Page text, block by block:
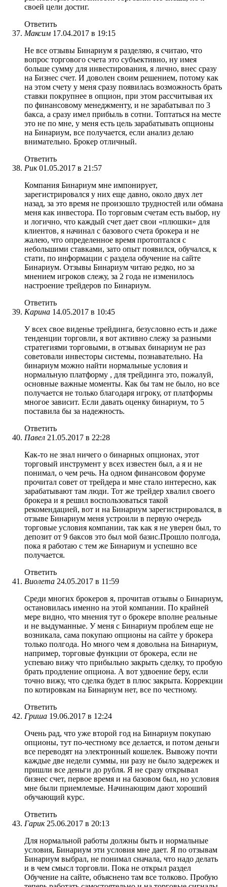
своей цели достиг.
Ответить
Максим 17.04.2017 в 19:15
Не все отзывы Бинариум я разделяю, я считаю, что
вопрос торгового счета это субъективно, ну имея
больше сумму для инвестирования, я лично, внес сразу
на Бизнес счет. И доволен своим решением, потому как
на этом счету у меня сразу появилась возможность брать
ставки покрупнее в опцион, при этом рассчитывая их
по финансовому менеджменту, и не зарабатывал по 3
бакса, а сразу имел прибыль в сотни. Топтаться на месте
это не по мне, у меня есть цель зарабатывать опционы
на Бинариум, все получается, если анализ делаю
внимательно. Брокер отличный.
Ответить
Рик 01.05.2017 в 21:57
Компания Бинариум мне импонирует,
зарегистрировался у них еще давно, около двух лет
назад, за это время не произошло трудностей или обмана
меня как инвестора. По торговым счетам есть выбор, ну
и логично, что каждый счет дает свои «плюшки» для
клиентов, я начинал с базового счета брокера и не
жалею, что определенное время протоптался с
небольшими ставками, зато опыт появился, обучался, к
стати, по информации с раздела обучение на сайте
Бинариум. Отзывы Бинариум читаю редко, но за
мнением игроков слежу, за 2 года не изменилось
настроение трейдеров по Бинариум.
Ответить
Карина 14.05.2017 в 10:45
У всех свое виденье трейдинга, безусловно есть и даже
тенденции торговли, я вот активно слежу за разными
стратегиями торговыми, в отзывах бинариум не раз
советовали инвесторы системы, познавательно. На
бинариум можно найти нормальные условия и
нормальную платформу , для трейдинга это, пожалуй,
основные важные моменты. Как бы там не было, но все
получается не только благодаря игроку, от платформы
многое зависит. Если давать оценку бинариум, то 5
поставила бы за надежность.
Ответить
Павел 21.05.2017 в 22:28
Как-то не знал ничего о бинарных опционах, этот
торговый инструмент у всех известен был, а я и не
понимал, о чем речь. На одном финансовом форуме
прочитал совет от трейдера и мне стало интересно, как
зарабатывают там люди. Тот же трейдер хвалил своего
брокера и я решил воспользоваться такой
рекомендацией, вот и на Бинариум зарегистрировался, в
отзыве Бинариум меня устроили в первую очередь
торговые условия компании, так как я не уверен был, то
депозит от 9 баксов это был мой базис.Прошло полгода,
пока я работаю с тем же Бинариум и успешно все
получается.
Ответить
Виолета 24.05.2017 в 11:59
Среди многих брокеров я, прочитав отзывы о Бинариум,
остановилась именно на этой компании. По крайней
мере видно, что мнения тут о брокере вполне реальные
и не выдуманные. У меня с Бинариум проблем еще не
возникала, сама покупаю опционы на сайте у брокера
только полгода. Но много чем я довольна на Бинариум,
например, торговые функции от брокера, если не
успеваю вижу что прибыльно закрыть сделку, то пробую
брать продление опциона. А вот удвоение беру, если
точно вижу, что сделка будет в плюс закрыта. Коррекции
по котировкам на Бинариум нет, все по честному.
Ответить
Гриша 19.06.2017 в 12:24
Очень рад, что уже второй год на Бинариум покупаю
опционы, тут по-честному все делается, и потом деньги
все переводят на электронный кошелек. Вывожу почти
каждые две недели суммы, ни разу не было задережек и
пришли все деньги до рубля. Я не сразу открывал
бизнес счет, первое время и на базовом был, но условия
мне были приемлемые. Начинающим дают хороший
обучающий курс.
Ответить
Гарик 25.06.2017 в 20:13
Для нормальной работы должны быть и нормальные
условия, Бинариум эти условия мне дает. Я по отзывам
Бинариум выбрал, не понимал сначала, что надо делать
и в чем смысл торговли. Пока не открыл раздел
Обучение на сайте, объяснено там все толково. Пробую